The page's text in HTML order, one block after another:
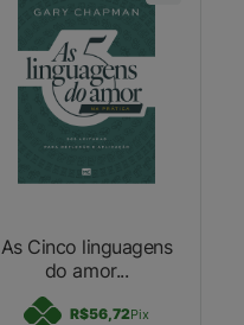
As Cinco linguagens
do amor...
R$56,72Pix